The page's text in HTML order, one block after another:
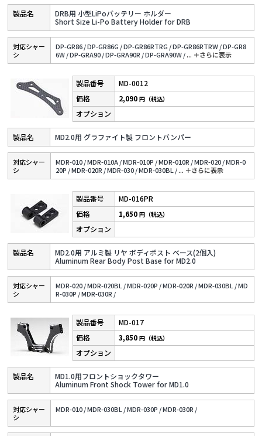
DRB用 小型LiPoバッテリー ホルダー
Short Size Li-Po Battery Holder for DRB
対応シャー
シ
DP-GR86 /DP-GR86G /DP-GR86RTRG /DP-GR86RTRW /DP-GR8
6W /DP-GRA90 /DP-GRA90R /DP-GRA90W /... ＋さらに表⽰
MD-0012
MD2.0用 グラファイト製 フロントバンパー
2,090円（税込）
対応シャー
シ
MDR-010 /MDR-010A /MDR-010P /MDR-010R /MDR-020 /MDR-0
20P /MDR-020R /MDR-030 /MDR-030BL /... ＋さらに表⽰
MD-016PR
MD2.0用 アルミ製 リヤ ボディポスト ベース(2個入)
Aluminum Rear Body Post Base for MD2.0
1,650円（税込）
対応シャー
シ
MDR-020 /MDR-020BL /MDR-020P /MDR-020R /MDR-030BL /MD
R-030P /MDR-030R /
MD-017
MD1.0用フロントショックタワー
Aluminum Front Shock Tower for MD1.0
3,850円（税込）
対応シャー
シ
MDR-010 /MDR-030BL /MDR-030P /MDR-030R /